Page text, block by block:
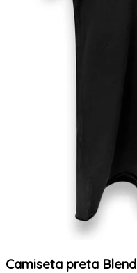
Camiseta preta Blend